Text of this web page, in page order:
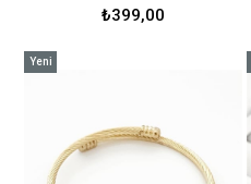
₺399,00
Yeni